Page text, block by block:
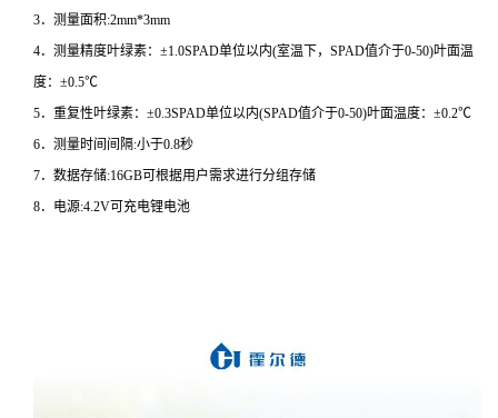
3．测量面积:2mm*3mm
4．测量精度叶绿素：±1.0SPAD单位以内(室温下，SPAD值介于0-50)叶面温
度：±0.5℃
5．重复性叶绿素：±0.3SPAD单位以内(SPAD值介于0-50)叶面温度：±0.2℃
6．测量时间间隔:小于0.8秒
7．数据存储:16GB可根据用户需求进行分组存储
8．电源:4.2V可充电锂电池